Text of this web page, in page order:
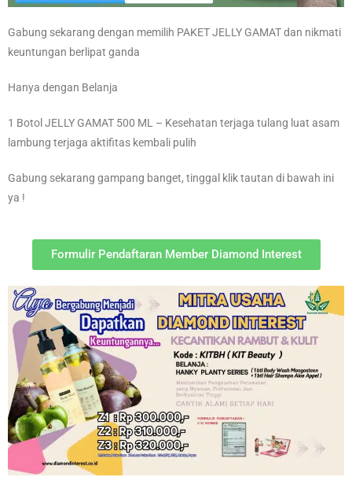
Gabung sekarang dengan memilih PAKET JELLY GAMAT dan nikmati
keuntungan berlipat ganda
Hanya dengan Belanja
1 Botol JELLY GAMAT 500 ML – Kesehatan terjaga tulang luat asam
lambung terjaga aktifitas kembali pulih
Gabung sekarang gampang banget, tinggal klik tautan di bawah ini
ya !
Formulir Pendaftaran Member Diamond Interest